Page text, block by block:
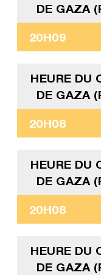
DE GAZA
20H09
HEURE DU
DE GAZA
20H08
HEURE DU
DE GAZA
20H08
HEURE DU
DE GAZA